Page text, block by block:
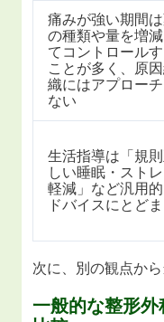
痛みが強い期間
の種類や量を増
てコントロール
ことが多く、原因
織にはアプロー
ない
生活指導は「規
しい睡眠・スト
軽減」など汎用
ドバイスにとど
次に、別の観点か
一般的な整形